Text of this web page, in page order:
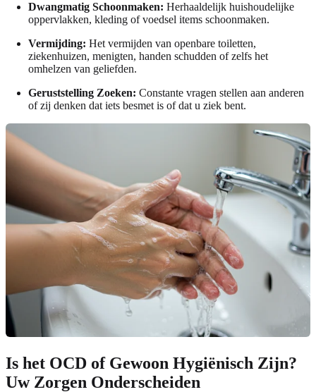
Dwangmatig Schoonmaken: Herhaaldelijk huishoudelijke
oppervlakken, kleding of voedsel items schoonmaken.
Vermijding: Het vermijden van openbare toiletten,
ziekenhuizen, menigten, handen schudden of zelfs het
omhelzen van geliefden.
Geruststelling Zoeken: Constante vragen stellen aan anderen
of zij denken dat iets besmet is of dat u ziek bent.
Is het OCD of Gewoon Hygiënisch Zijn?
Uw Zorgen Onderscheiden